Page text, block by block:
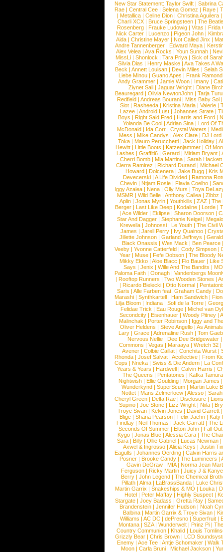
New Star Statement: Taylor Swift | Sabrina
Rae |Central Cee |Selena Gomez |Raye |
| Metallica | Celine Dion | Christina Aguilera |
Charli XCX |Bruce Springsteen |The
Rosenberg | Frauke Ludowig | Vitas | Frida
Nick Carter | Lucenzo | Pigeon John |
Aida |Christine Mayer |Not Called Jinx |
Andre Tannenberger | Edward Maya |
Alex Velea | Ava Rocks | Youn Sunnah |
MissLi | Shonlock | Tara Priya | Sick of
Silvia Dias |Henry Maske |Ava Takes A
Beck |Annett Louisan |Devin Miles |Selah
Liebe Minou |Guano Apes |Frank Ramond
Andy Grammer |Jamie Woon | Imany |
Ziynet Sali |Jaguar Wright |Diane
Beauregard |Olivia NewtonJohn |Tarja
Redfield | Andreas Bourani | Miss Baby Sol
Slot | Rasheeda | Kristina Maria | Valerie |
Lazee | Android Lust | Johannes Strate |
Boys | Right Said Fred | Harris and Ford |
Yolanda Be Cool |Adrian Sina |Lord Of
McDonald | Ida Corr |Crystal Waters |
Mess | Mike Candys | Alex Clare | DJ Lord
Toka | Mauro Perucchetti | Jack Holiday |
Hewitt |Little Boots |Katzenjammer |Of
Lashes |Graffiti6 |Gerard |Miriam Bryant |
Cherri Bomb | Mia Martina | Sarah Hackett
Cierra Ramirez | Richard Durand | Michael
Howard |Dolcenera |Jake Bugg |Kris
Devecerski |A Life Divided |Ramona
Chevin |Ntjam Rosie |Flavia Coelho |
Iggy Azalea | Nena | Olly Murs | Toya
MSMR |Wild Belle |Anthony Callea |Zibbz
Aplin | Jonas Myrin | Youthkills | ZAZ | The
Berger |Last Like Deep |Kodaline |Lorde |
|Ace Wilder |Eklipse |Sharon Doorson |
Star And Dagger | Stephanie Neigel |
Krewella | Johnossi | Le Youth | The Civil
James | Jarell Perry | Ivy Quainoo |
Jillette Johnson | Garland Jeffreys |
Black Onassis | Wes Mack | Ben Pearce
Veeby | Yvonne Catterfeld | Cody Simpson |
Year |Muse |Fefe Dobson |The Bloody
Mikky Ekko | Aloe Blacc | Flo Bauer | Like
Says | Jenix | Wille And The Bandits | MO
Paloma Faith |Oonagh |Vandenbergs
|Rooftop Runners |Two Wooden Stones |
| Ricardo Bielecki | Otto Normal |
Saris | Alle Farben feat. Graham Candy |
Marashi | Synthkartell | Ham Sandwich |
Lilja Bloom | Indiana | Sofi de la Torre |
Felidae Trick | Eau Rouge | Michel van
Secondcity |Eisenhauer |Woody Pitney |
Malinchak |Porter Robinson | Iggy and
Oliver Heldens |Steve Angello |As Animals
Lary | Grace | Adrenaline Rush | Tom
Nervous Nellie | Dee Dee Bridgewater |
Commons |Vegas |Maraaya |Wretch 32 |
Avener | Colbie Caillat | Conchita Wurst |
Rhonda | Josef Salvat | Acollective | From
Cops | Nneka | Swiss & Die Andern | La
Years & Years |Hardwell |Calvin Harris |
The Queens | Pentatones | Kafka Tamura
Nightwish |Ellie Goulding |Morgan James
Wunderkynd | SuperScum | Martin Luke
Nottet |Mans Zelmerloew |Alesso |
Cheryl Green |Delta Rae |Disclosure |
Supino |Joe Stone |Lizz Wright |Niila |
Troye Sivan | Kelvin Jones | David Garrett
Blige | Shana Pearson | Felix Jaehn | Katy
Findlay |Neil Thomas |Jack Garratt |The
Seconds Of Summer |Elton John |Fall
Kygo |Jonas Blue |Alessia Cara |The
Sara |Billy |Ollie Gabriel |Lucas Newman |
Axwel & Ingrosso | Alicia Keys | Justin
Eagulls |Johannes Oerding |Calvin Harris
Posner |Brooke Candy |The Lumineers |
Gavin DeGraw | MIA| Norma Jean
Ferguson | Ricky Martin | Juicy J &
Berry | John Legend | The Chemical
Pillath |Alma |LaBrassBanda |Luke
Martin Garrix | Snakeships & MO | Louka |
Hotel | Peter Maffay | Highly Suspect |
Stargate |Joey Badass |Gretta Ray |
Brandenstein |Jennifer Hudson |Noah
Balbina | Martin Garrix & Troye Sivan |
Williams |AC DC |dePresno |Superfruit |
Montana |SZA|Wunderwelt |Prinz Pi |
Country Communion | Khalid | Louis
Grizzly Bear | Chris Brown | LCD
Enemy | Ace Tee | Antje Schomaker | Walk
Moon |Carla Bruni |Michael Jackson |